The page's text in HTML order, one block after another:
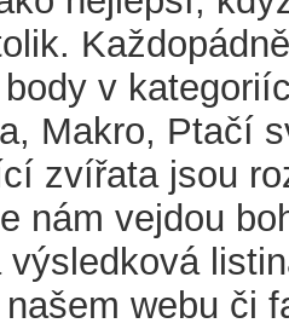
v
Makro, Ptačí
zvířata jsou
nám vejdou
výsledková
webu či